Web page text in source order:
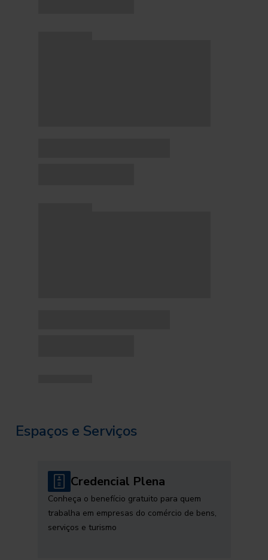
Espaços e Serviços
Credencial Plena
Conheça o benefício gratuito para quem
trabalha em empresas do comércio de bens,
serviços e turismo